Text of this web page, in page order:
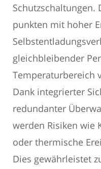
Schutzschaltungen.
punkten mit hoher
gleichbleibender
Temperaturbereich
Dank integrierter
redundanter
werden Risiken wie
oder thermische
Dies gewährleistet